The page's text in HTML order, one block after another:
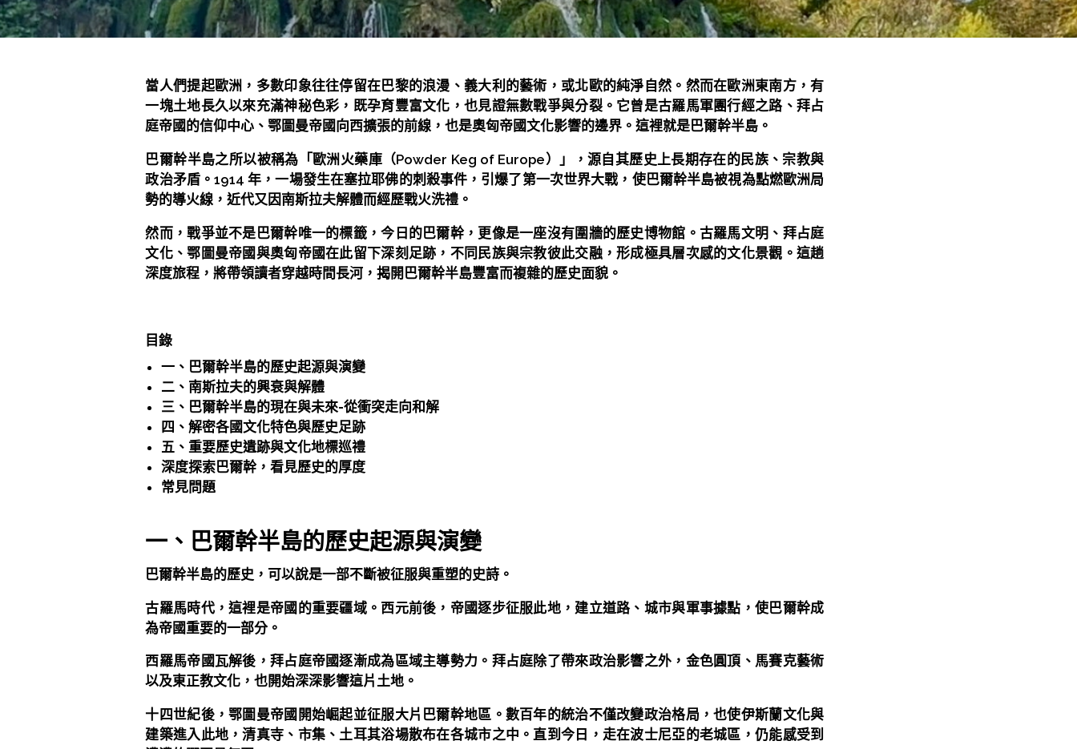
當人們提起歐洲，多數印象往往停留在巴黎的浪漫、義大利的藝術，或北歐的純淨自然。然而在歐洲東南方，有
一塊土地長久以來充滿神秘色彩，既孕育豐富文化，也見證無數戰爭與分裂。它曾是古羅馬軍團行經之路、拜占
庭帝國的信仰中心、鄂圖曼帝國向西擴張的前線，也是奧匈帝國文化影響的邊界。這裡就是巴爾幹半島。
巴爾幹半島之所以被稱為「歐洲火藥庫（Powder Keg of Europe）」，源自其歷史上長期存在的民族、宗教與
政治矛盾。1914 年，一場發生在塞拉耶佛的刺殺事件，引爆了第一次世界大戰，使巴爾幹半島被視為點燃歐洲局
勢的導火線，近代又因南斯拉夫解體而經歷戰火洗禮。
然而，戰爭並不是巴爾幹唯一的標籤，今日的巴爾幹，更像是一座沒有圍牆的歷史博物館。古羅馬文明、拜占庭
文化、鄂圖曼帝國與奧匈帝國在此留下深刻足跡，不同民族與宗教彼此交融，形成極具層次感的文化景觀。這趟
深度旅程，將帶領讀者穿越時間長河，揭開巴爾幹半島豐富而複雜的歷史面貌。
目錄
一、巴爾幹半島的歷史起源與演變
二、南斯拉夫的興衰與解體
三、巴爾幹半島的現在與未來-從衝突走向和解
四、解密各國文化特色與歷史足跡
五、重要歷史遺跡與文化地標巡禮
深度探索巴爾幹，看見歷史的厚度
常見問題
一、巴爾幹半島的歷史起源與演變
巴爾幹半島的歷史，可以說是一部不斷被征服與重塑的史詩。
古羅馬時代，這裡是帝國的重要疆域。西元前後，帝國逐步征服此地，建立道路、城市與軍事據點，使巴爾幹成
為帝國重要的一部分。
西羅馬帝國瓦解後，拜占庭帝國逐漸成為區域主導勢力。拜占庭除了帶來政治影響之外，金色圓頂、馬賽克藝術
以及東正教文化，也開始深深影響這片土地。
十四世紀後，鄂圖曼帝國開始崛起並征服大片巴爾幹地區。數百年的統治不僅改變政治格局，也使伊斯蘭文化與
建築進入此地，清真寺、市集、土耳其浴場散布在各城市之中。直到今日，走在波士尼亞的老城區，仍能感受到